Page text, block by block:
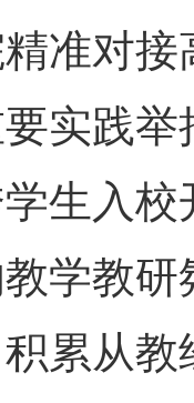
准对
实践
生入
学教
累从